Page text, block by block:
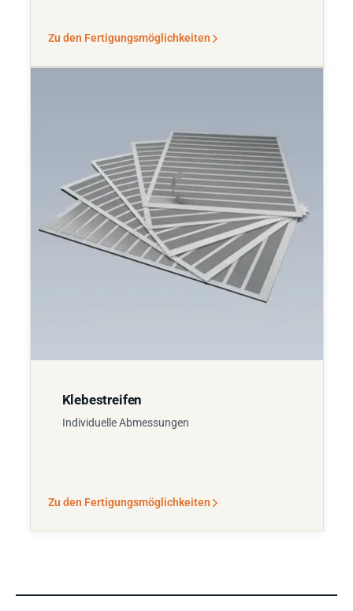
Zu den Fertigungsmöglichkeiten
Klebestreifen
Individuelle Abmessungen
Zu den Fertigungsmöglichkeiten